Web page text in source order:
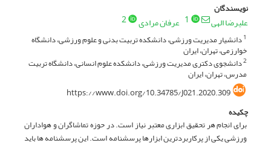
نویسندگان
علیرضا الهی 1 عرفان مرادی 2
1دانشیار مدیریت ورزشی، دانشکده تربیت بدنی و علوم ورزشی، دانشگاه
خوارزمی، تهران، ایران
2دانشجوی دکتری مدیریت ورزشی، دانشکده علوم انسانی، دانشگاه تربیت
مدرس، تهران، ایران
https://www.doi.org/10.34785/J021.2020.309
چکیده
برای انجام هر تحقیق ابزاری معتبر نیاز است. در حوزه تماشاگران و هواداران
ورزشی یکی از پرکاربردترین ابزارها پرسشنامه است. این پرسشنامه ها باید